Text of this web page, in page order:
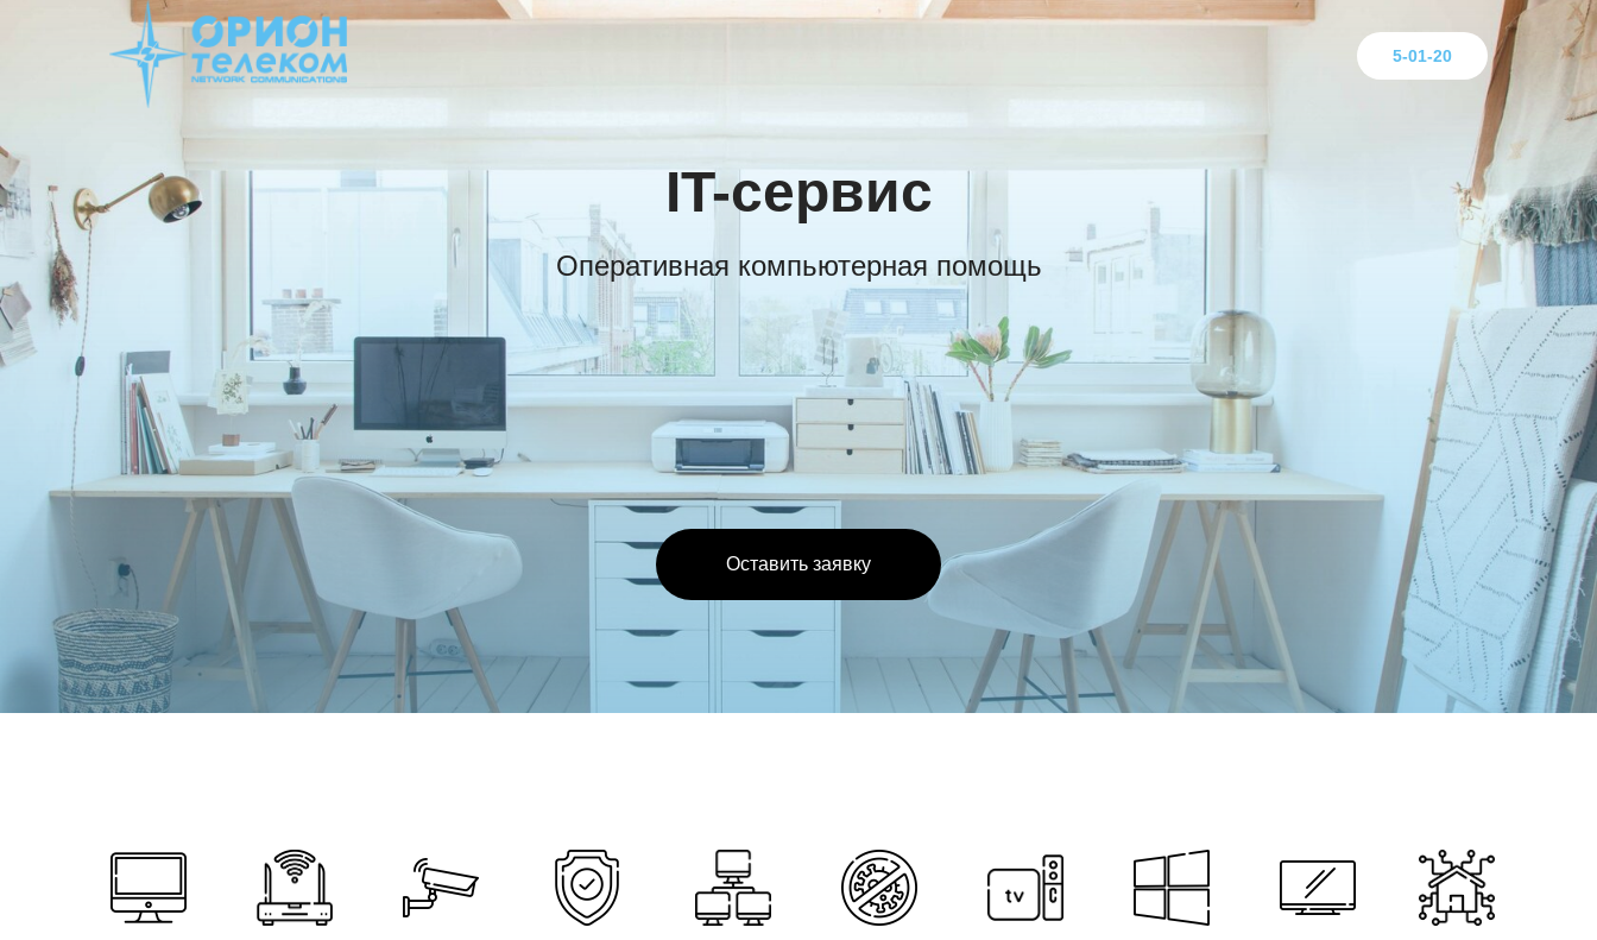
5-01-20
IT-сервис
Оперативная компьютерная помощь
Оставить заявку